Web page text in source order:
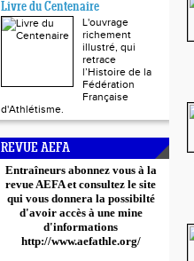
Livre du Centenaire
L'ouvrage
richement
illustré, qui
retrace
l’Histoire de la
Fédération
Française
d'Athlétisme.
REVUE AEFA
Entraîneurs abonnez vous à la
revue AEFA et consultez le site
qui vous donnera la possibilté
d'avoir accès à une mine
d'informations
http://www.aefathle.org/